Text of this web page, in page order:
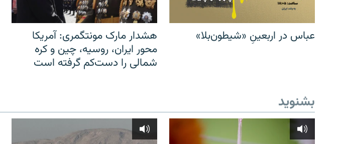
عباس در اربعینِ «شیطون‌بلا»
هشدار مارک مونتگمری: آمریکا
محور ایران، روسیه، چین و کره
شمالی را دست‌کم گرفته است
بشنوید